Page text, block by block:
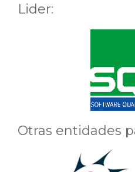
Lider:
Otras entidades